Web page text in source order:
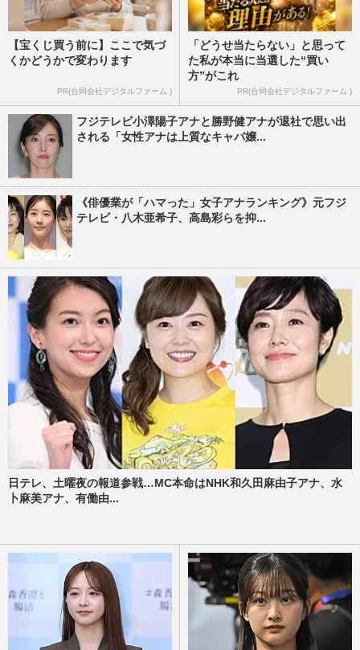
【宝くじ買う前に】ここで気づ
くかどうかで変わります
PR(合同会社デジタルファーム )
「どうせ当たらない」と思って
た私が本当に当選した“買い
方”がこれ
PR(合同会社デジタルファーム )
フジテレビ小澤陽子アナと勝野健アナが退社で思い出
される「女性アナは上質なキャバ嬢...
《俳優業が「ハマった」女子アナランキング》元フジ
テレビ・八木亜希子、高島彩らを抑...
日テレ、土曜夜の報道参戦…MC本命はNHK和久田麻由子アナ、水
卜麻美アナ、有働由...